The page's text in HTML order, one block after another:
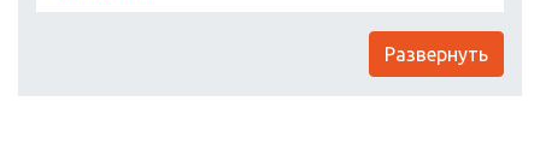
Развернуть